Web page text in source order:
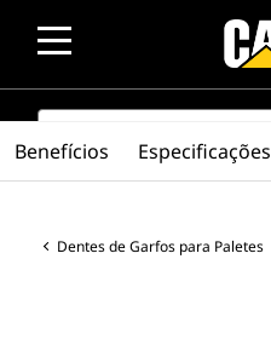
SEARCH
Dentes de Garfos para Paletes
Benefícios Especificações